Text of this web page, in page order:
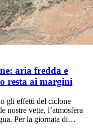
aria fredda e
resta ai margini
gli effetti del ciclone
nostre vette, l’atmosfera
Per la giornata di